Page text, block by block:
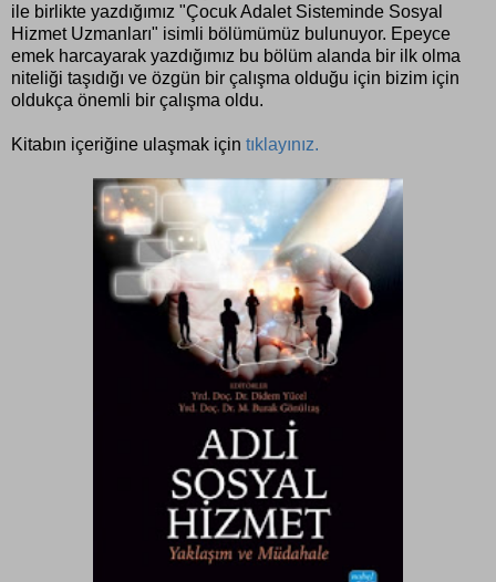
ile birlikte yazdığımız "Çocuk Adalet Sisteminde Sosyal
Hizmet Uzmanları" isimli bölümümüz bulunuyor. Epeyce
emek harcayarak yazdığımız bu bölüm alanda bir ilk olma
niteliği taşıdığı ve özgün bir çalışma olduğu için bizim için
oldukça önemli bir çalışma oldu.
Kitabın içeriğine ulaşmak için tıklayınız.